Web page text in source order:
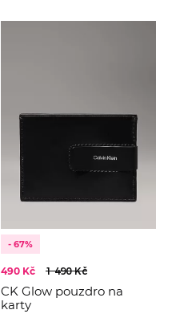
- 67%
490 Kč 1 490 Kč
CK Glow pouzdro na
karty